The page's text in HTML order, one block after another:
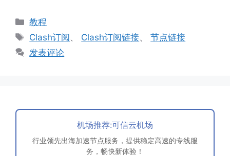
分
类
教程
标
签
Clash订阅、 Clash订阅链接、节点链接
发表评论
机场推荐:可信云机场
行业领先出海加速节点服务，提供稳定高速的专线服
务，畅快新体验！